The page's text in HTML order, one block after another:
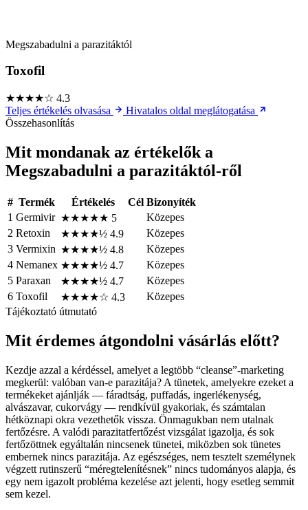
Megszabadulni a parazitáktól
Toxofil
★★★★☆ 4.3
Teljes értékelés olvasása
Hivatalos oldal meglátogatása
Összehasonlítás
Mit mondanak az értékelők a
Megszabadulni a parazitáktól-ről
# Termék Értékelés Cél Bizonyíték
1 Germivir ★★★★★ 5
Közepes
2 Retoxin ★★★★½ 4.9
Közepes
3 Vermixin ★★★★½ 4.8
Közepes
4 Nemanex ★★★★½ 4.7
Közepes
5 Paraxan ★★★★½ 4.7
Közepes
6 Toxofil ★★★★☆ 4.3
Közepes
Tájékoztató útmutató
Mit érdemes átgondolni vásárlás előtt?
Kezdje azzal a kérdéssel, amelyet a legtöbb “cleanse”-marketing
megkerül: valóban van-e parazitája? A tünetek, amelyekre ezeket a
termékeket ajánlják — fáradtság, puffadás, ingerlékenység,
alvászavar, cukorvágy — rendkívül gyakoriak, és számtalan
hétköznapi okra vezethetők vissza. Önmagukban nem utalnak
fertőzésre. A valódi parazitatfertőzést vizsgálat igazolja, és sok
fertőzöttnek egyáltalán nincsenek tünetei, miközben sok tünetes
embernek nincs parazitája. Az egészséges, nem tesztelt személynek
végzett rutinszerű “méregtelenítésnek” nincs tudományos alapja, és
egy nem igazolt probléma kezelése azt jelenti, hogy esetleg semmit
sem kezel.